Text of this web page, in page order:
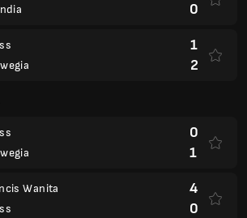
0
1
2
0
1
Wanita
4
0